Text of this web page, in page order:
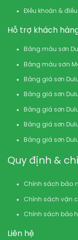
Điều khoản &
Hỗ trợ khách
Bảng màu sơn
Bảng màu sơn
Bảng giá sơn
Bảng giá sơn
Bảng giá sơn
Bảng giá sơn
Bảng giá sơn
Quy định &
Chính sách bảo
Chính sách vận
Chính sách bảo
Liên hệ